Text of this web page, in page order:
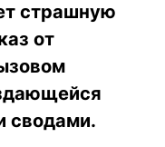
страшную
от
сводами.